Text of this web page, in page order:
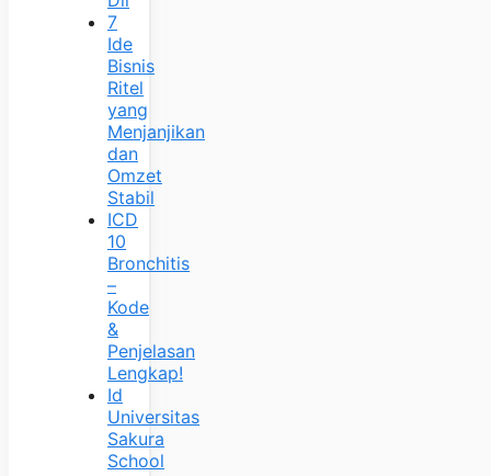
7
Ide
Bisnis
Ritel
yang
Menjanjikan
dan
Omzet
Stabil
ICD
10
Bronchitis
–
Kode
&
Penjelasan
Lengkap!
Id
Universitas
Sakura
School